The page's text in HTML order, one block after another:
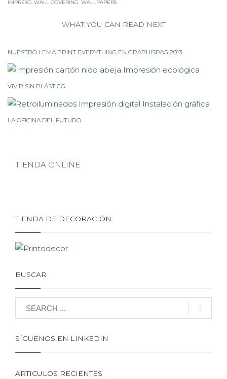
IMPRESO WALL COVERING WALLPAPERS
WHAT YOU CAN READ NEXT
NUESTRO LEMA PRINT EVERYTHING EN GRAPHISPAG 2013
VIVIR SIN PLÁSTICO
LA OFICINA DEL FUTURO
TIENDA ONLINE
TIENDA DE DECORACIÓN
BUSCAR
SÍGUENOS EN LINKEDIN
ARTICULOS RECIENTES